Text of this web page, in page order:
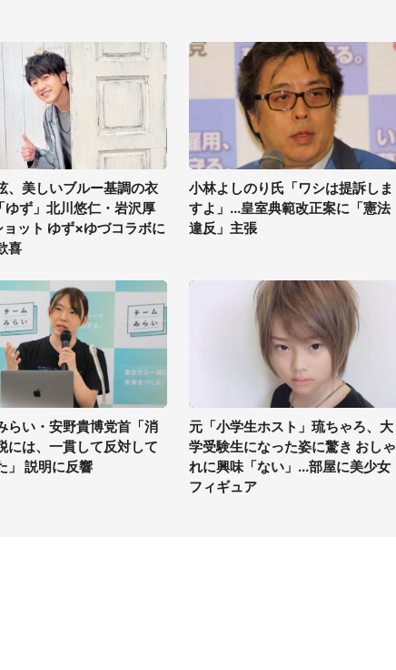
、美しいブルー基調の衣
ゆず」北川悠仁・岩沢厚
ット ゆず×ゆづコラボに
喜
小林よしのり氏「ワシは提訴しま
すよ」...皇室典範改正案に「憲法
違反」主張
らい・安野貴博党首「消
には、一貫して反対して
」 説明に反響
元「小学生ホスト」琉ちゃろ、大
学受験生になった姿に驚き おしゃ
れに興味「ない」...部屋に美少女
フィギュア